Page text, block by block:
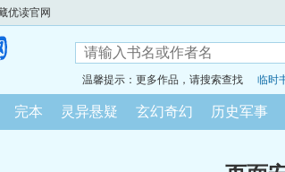
优读官网
温馨提示：更多作品，请搜索查找 临时
完本 灵异悬疑 玄幻奇幻 历史军事